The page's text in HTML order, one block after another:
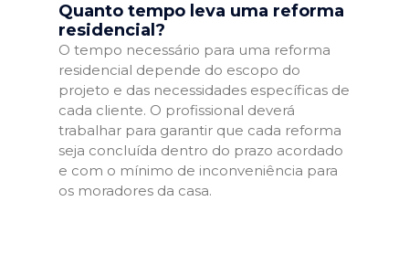
Quanto tempo leva uma reforma
residencial?
O tempo necessário para uma reforma
residencial depende do escopo do
projeto e das necessidades específicas de
cada cliente. O profissional deverá
trabalhar para garantir que cada reforma
seja concluída dentro do prazo acordado
e com o mínimo de inconveniência para
os moradores da casa.